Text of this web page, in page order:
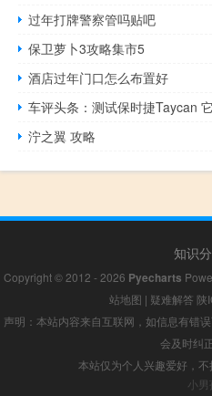
过年打牌警察管吗贴吧
保卫萝卜3攻略集市5
酒店过年门口怎么布置好
车评头条：测试保时捷Taycan
泞之翼 攻略
知识
Copyright © 2012 - 2026 Pyecharts
站地图 | 疑难解答 陕
声明：本站内容来自互联网，如信息有错
会及时纠
本站仅为个人兴趣爱好，
小男